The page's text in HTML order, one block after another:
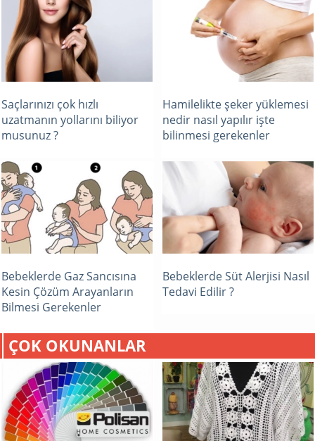
Saçlarınızı çok hızlı
uzatmanın yollarını biliyor
musunuz ?
Hamilelikte şeker yüklemesi
nedir nasıl yapılır işte
bilinmesi gerekenler
Bebeklerde Gaz Sancısına
Kesin Çözüm Arayanların
Bilmesi Gerekenler
Bebeklerde Süt Alerjisi Nasıl
Tedavi Edilir ?
ÇOK OKUNANLAR